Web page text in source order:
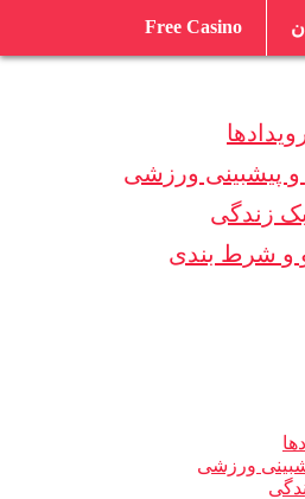
Free Casino
و پیشبینی ورزشی
زندگی
و شرط بندی
ورزشی